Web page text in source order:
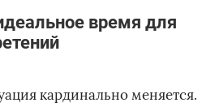
время для
кардинально меняется.